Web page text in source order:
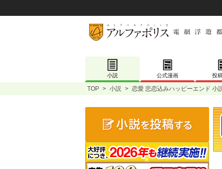
小説 公式漫画 投
TOP > 小説 > 恋愛 悲恋込みハッピーエンド 小